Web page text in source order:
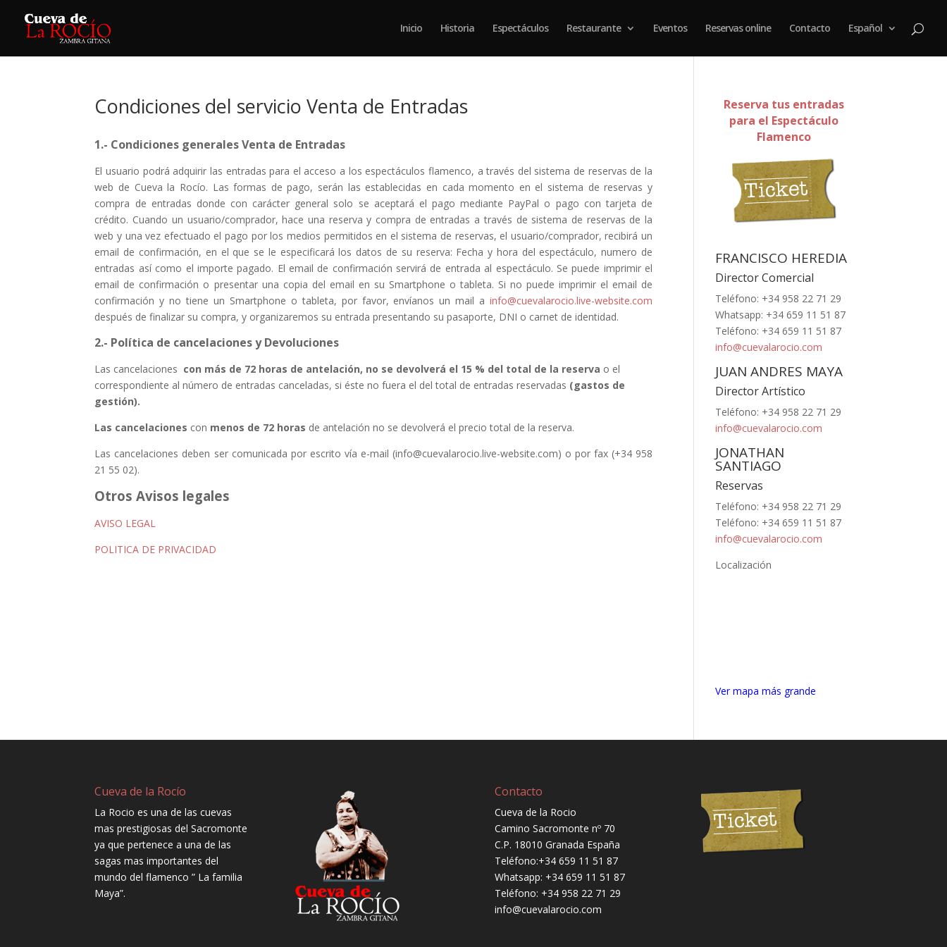
Inicio Historia Espectáculos Restaurante Eventos Reservas online Contacto Español
Condiciones del servicio Venta de Entradas
1.- Condiciones generales Venta de Entradas
El usuario podrá adquirir las entradas para el acceso a los espectáculos flamenco, a través del sistema de reservas de la
web de Cueva la Rocío. Las formas de pago, serán las establecidas en cada momento en el sistema de reservas y
compra de entradas donde con carácter general solo se aceptará el pago mediante PayPal o pago con tarjeta de
crédito. Cuando un usuario/comprador, hace una reserva y compra de entradas a través de sistema de reservas de la
web y una vez efectuado el pago por los medios permitidos en el sistema de reservas, el usuario/comprador, recibirá un
email de confirmación, en el que se le especificará los datos de su reserva: Fecha y hora del espectáculo, numero de
entradas así como el importe pagado. El email de confirmación servirá de entrada al espectáculo. Se puede imprimir el
email de confirmación o presentar una copia del email en su Smartphone o tableta. Si no puede imprimir el email de
confirmación y no tiene un Smartphone o tableta, por favor, envíanos un mail ainfo@cuevalarocio.live-website.com
después de finalizar su compra, y organizaremos su entrada presentando su pasaporte, DNI o carnet de identidad.
2.- Política de cancelaciones y Devoluciones
Las cancelaciones con más de 72 horas de antelación, no se devolverá el 15 % del total de la reserva o el
correspondiente al número de entradas canceladas, si éste no fuera el del total de entradas reservadas (gastos de
gestión).
Las cancelaciones con menos de 72 horas de antelación no se devolverá el precio total de la reserva.
Las cancelaciones deben ser comunicada por escrito vía e-mail (info@cuevalarocio.live-website.com) o por fax (+34 958
21 55 02).
Otros Avisos legales
AVISO LEGAL
POLITICA DE PRIVACIDAD
Reserva tus entradas
para el Espectáculo
Flamenco
FRANCISCO HEREDIA
Director Comercial
Teléfono: +34 958 22 71 29
Whatsapp: +34 659 11 51 87
Teléfono: +34 659 11 51 87
info@cuevalarocio.com
JUAN ANDRES MAYA
Director Artístico
Teléfono: +34 958 22 71 29
info@cuevalarocio.com
JONATHAN
SANTIAGO
Reservas
Teléfono: +34 958 22 71 29
Teléfono: +34 659 11 51 87
info@cuevalarocio.com
Localización
Ver mapa más grande
Cueva de la Rocío
La Rocio es una de las cuevas
mas prestigiosas del Sacromonte
ya que pertenece a una de las
sagas mas importantes del
mundo del flamenco ” La familia
Maya”.
Contacto
Cueva de la Rocio
Camino Sacromonte nº 70
C.P. 18010 Granada España
Teléfono:+34 659 11 51 87
Whatsapp: +34 659 11 51 87
Teléfono: +34 958 22 71 29
info@cuevalarocio.com